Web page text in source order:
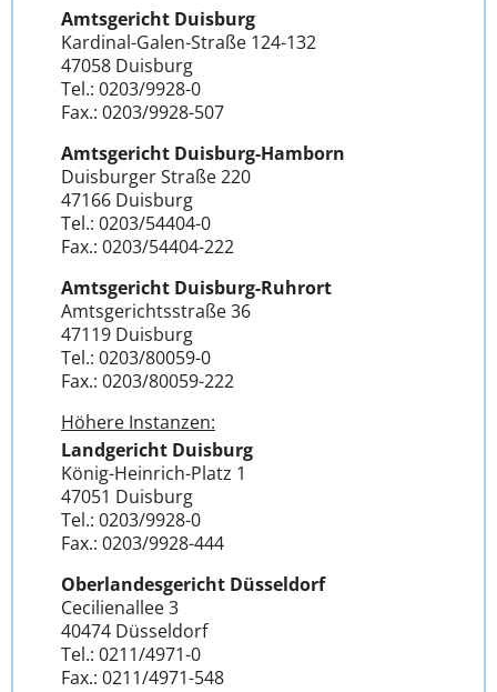
Amtsgericht Duisburg
Kardinal-Galen-Straße 124-132
47058 Duisburg
Tel.: 0203/9928-0
Fax.: 0203/9928-507
Amtsgericht Duisburg-Hamborn
Duisburger Straße 220
47166 Duisburg
Tel.: 0203/54404-0
Fax.: 0203/54404-222
Amtsgericht Duisburg-Ruhrort
Amtsgerichtsstraße 36
47119 Duisburg
Tel.: 0203/80059-0
Fax.: 0203/80059-222
Höhere Instanzen:
Landgericht Duisburg
König-Heinrich-Platz 1
47051 Duisburg
Tel.: 0203/9928-0
Fax.: 0203/9928-444
Oberlandesgericht Düsseldorf
Cecilienallee 3
40474 Düsseldorf
Tel.: 0211/4971-0
Fax.: 0211/4971-548